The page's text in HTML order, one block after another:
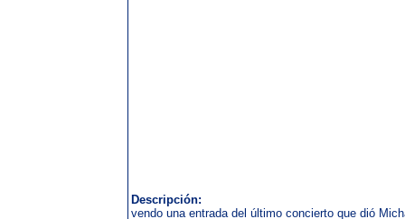
Descripción:
vendo una entrada del último concierto que dió